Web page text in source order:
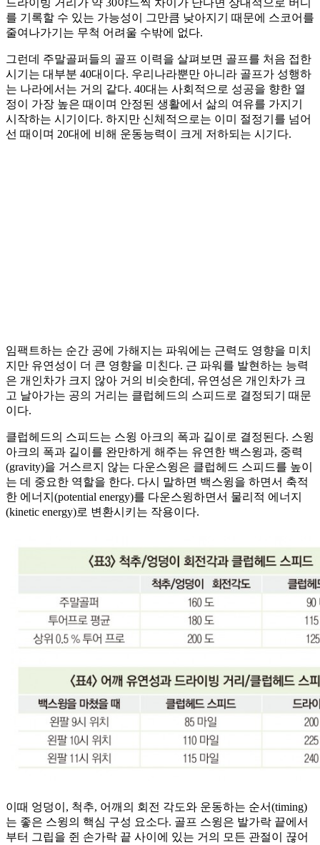
드라이빙 거리가 약 30야드씩 차이가 난다면 상대적으로 버디
를 기록할 수 있는 가능성이 그만큼 낮아지기 때문에 스코어를
줄여나가기는 무척 어려울 수밖에 없다.
그런데 주말골퍼들의 골프 이력을 살펴보면 골프를 처음 접한
시기는 대부분 40대이다. 우리나라뿐만 아니라 골프가 성행하
는 나라에서는 거의 같다. 40대는 사회적으로 성공을 향한 열
정이 가장 높은 때이며 안정된 생활에서 삶의 여유를 가지기
시작하는 시기이다. 하지만 신체적으로는 이미 절정기를 넘어
선 때이며 20대에 비해 운동능력이 크게 저하되는 시기다.
임팩트하는 순간 공에 가해지는 파워에는 근력도 영향을 미치
지만 유연성이 더 큰 영향을 미친다. 근 파워를 발현하는 능력
은 개인차가 크지 않아 거의 비슷한데, 유연성은 개인차가 크
고 날아가는 공의 거리는 클럽헤드의 스피드로 결정되기 때문
이다.
클럽헤드의 스피드는 스윙 아크의 폭과 길이로 결정된다. 스윙
아크의 폭과 길이를 완만하게 해주는 유연한 백스윙과, 중력
(gravity)을 거스르지 않는 다운스윙은 클럽헤드 스피드를 높이
는 데 중요한 역할을 한다. 다시 말하면 백스윙을 하면서 축적
한 에너지(potential energy)를 다운스윙하면서 물리적 에너지
(kinetic energy)로 변환시키는 작용이다.
이때 엉덩이, 척추, 어깨의 회전 각도와 운동하는 순서(timing)
는 좋은 스윙의 핵심 구성 요소다. 골프 스윙은 발가락 끝에서
부터 그립을 쥔 손가락 끝 사이에 있는 거의 모든 관절이 끊어